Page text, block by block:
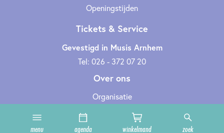
menu agenda winkelmand zoek
Openingstijden
Tickets & Service
Gevestigd in Musis Arnhem
Tel: 026 - 372 07 20
Over ons
Organisatie
Cultuurclub